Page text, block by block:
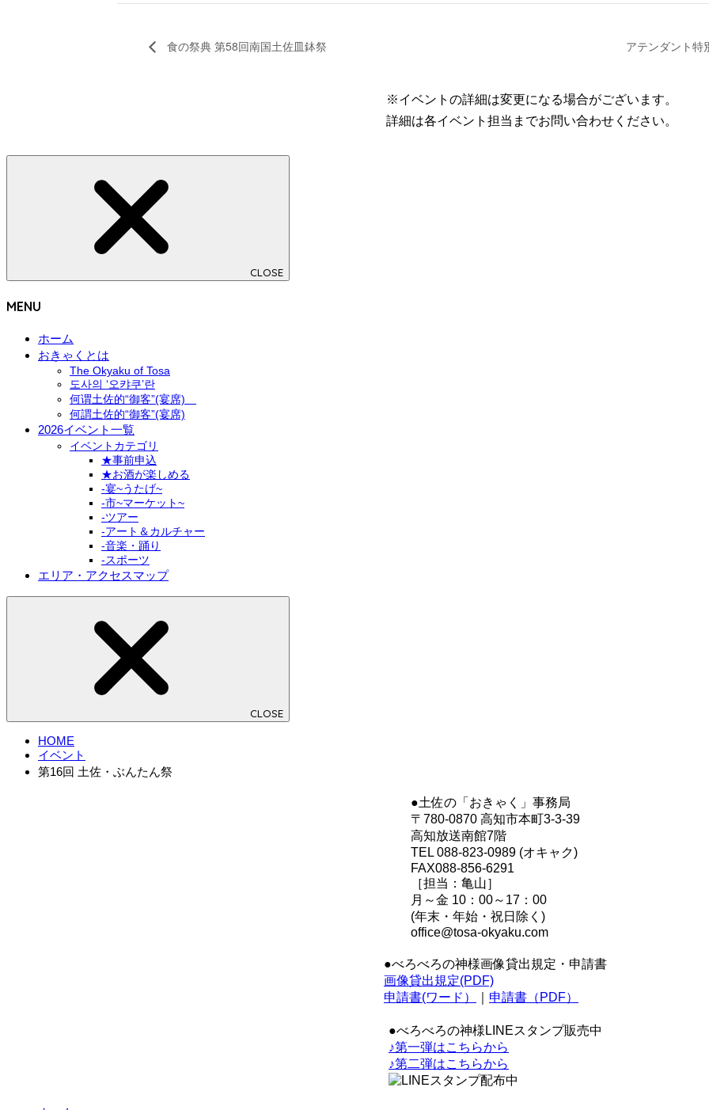
食の祭典 第58回南国土佐皿鉢祭 アテンダント特
※イベントの詳細は変更になる場合がございます。
詳細は各イベント担当までお問い合わせください。
CLOSE
MENU
ホーム
おきゃくとは
The Okyaku of Tosa
도사의 ‘오캬쿠’란
何谓土佐的“御客”(宴席)
何謂土佐的“御客”(宴席)
2026イベント一覧
イベントカテゴリ
★事前申込
★お酒が楽しめる
-宴~うたげ~
-市~マーケット~
-ツアー
-アート＆カルチャー
-音楽・踊り
-スポーツ
エリア・アクセスマップ
CLOSE
HOME
イベント
第16回 土佐・ぶんたん祭
●土佐の「おきゃく」事務局
〒780-0870 高知市本町3-3-39
高知放送南館7階
TEL 088-823-0989 (オキャク)
FAX088-856-6291
［担当：亀山］
月～金 10：00～17：00
(年末・年始・祝日除く)
office@tosa-okyaku.com
●べろべろの神様画像貸出規定・申請書
画像貸出規定(PDF)
申請書(ワード）
申請書（PDF）
●べろべろの神様LINEスタンプ販売中
♪第一弾はこちらから
♪第二弾はこちらから